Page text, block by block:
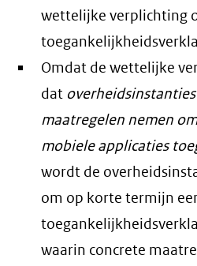
wettelijke verplichting
Omdat de wettelijke
dat
maatregelen nemen
mobiele applicaties
wordt de
om op korte termijn
waarin concrete